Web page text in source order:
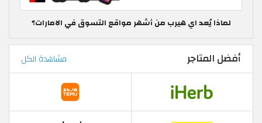
لماذا يُعد اي هيرب من أشهر مواقع التسوق في الامارات؟
أفضل المتاجر مشاهدة الكل